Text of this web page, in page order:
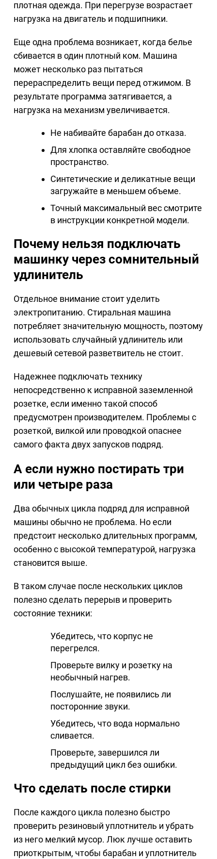
плотная одежда. При перегрузе возрастает
нагрузка на двигатель и подшипники.
Еще одна проблема возникает, когда белье
сбивается в один плотный ком. Машина
может несколько раз пытаться
перераспределить вещи перед отжимом. В
результате программа затягивается, а
нагрузка на механизм увеличивается.
Не набивайте барабан до отказа.
Для хлопка оставляйте свободное
пространство.
Синтетические и деликатные вещи
загружайте в меньшем объеме.
Точный максимальный вес смотрите
в инструкции конкретной модели.
Почему нельзя подключать
машинку через сомнительный
удлинитель
Отдельное внимание стоит уделить
электропитанию. Стиральная машина
потребляет значительную мощность, поэтому
использовать случайный удлинитель или
дешевый сетевой разветвитель не стоит.
Надежнее подключать технику
непосредственно к исправной заземленной
розетке, если именно такой способ
предусмотрен производителем. Проблемы с
розеткой, вилкой или проводкой опаснее
самого факта двух запусков подряд.
А если нужно постирать три
или четыре раза
Два обычных цикла подряд для исправной
машины обычно не проблема. Но если
предстоит несколько длительных программ,
особенно с высокой температурой, нагрузка
становится выше.
В таком случае после нескольких циклов
полезно сделать перерыв и проверить
состояние техники:
Убедитесь, что корпус не
перегрелся.
Проверьте вилку и розетку на
необычный нагрев.
Послушайте, не появились ли
посторонние звуки.
Убедитесь, что вода нормально
сливается.
Проверьте, завершился ли
предыдущий цикл без ошибки.
Что сделать после стирки
После каждого цикла полезно быстро
проверить резиновый уплотнитель и убрать
из него мелкий мусор. Люк лучше оставить
приоткрытым, чтобы барабан и уплотнитель